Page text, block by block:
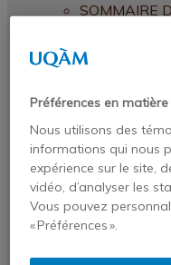
SOMMAIRE
Publications
Revues et
Dans les
Profil
Statafriques
Liste
Préférences en
Nous utilisons des
informations qui nous
expérience sur le site,
vidéo, d’analyser les
Vous pouvez
« Préférences ».